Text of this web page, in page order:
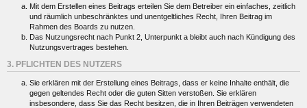
Mit dem Erstellen eines Beitrags erteilen Sie dem Betreiber ein einfaches, zeitlich
und räumlich unbeschränktes und unentgeltliches Recht, Ihren Beitrag im
Rahmen des Boards zu nutzen.
Das Nutzungsrecht nach Punkt 2, Unterpunkt a bleibt auch nach Kündigung des
Nutzungsvertrages bestehen.
3. PFLICHTEN DES NUTZERS
Sie erklären mit der Erstellung eines Beitrags, dass er keine Inhalte enthält, die
gegen geltendes Recht oder die guten Sitten verstoßen. Sie erklären
insbesondere, dass Sie das Recht besitzen, die in Ihren Beiträgen verwendeten